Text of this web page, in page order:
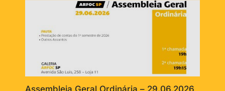
Assembleia Geral Ordinária – 29.06.2026